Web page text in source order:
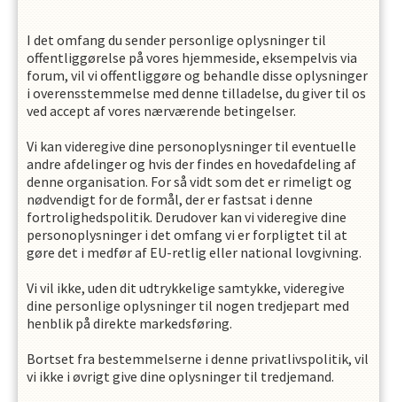
I det omfang du sender personlige oplysninger til
offentliggørelse på vores hjemmeside, eksempelvis via
forum, vil vi offentliggøre og behandle disse oplysninger
i overensstemmelse med denne tilladelse, du giver til os
ved accept af vores nærværende betingelser.
Vi kan videregive dine personoplysninger til eventuelle
andre afdelinger og hvis der findes en hovedafdeling af
denne organisation. For så vidt som det er rimeligt og
nødvendigt for de formål, der er fastsat i denne
fortrolighedspolitik. Derudover kan vi videregive dine
personoplysninger i det omfang vi er forpligtet til at
gøre det i medfør af EU-retlig eller national lovgivning.
Vi vil ikke, uden dit udtrykkelige samtykke, videregive
dine personlige oplysninger til nogen tredjepart med
henblik på direkte markedsføring.
Bortset fra bestemmelserne i denne privatlivspolitik, vil
vi ikke i øvrigt give dine oplysninger til tredjemand.